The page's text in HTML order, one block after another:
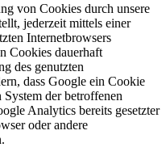
von Cookies durch unsere
jederzeit mittels einer
Internetbrowsers
Cookies dauerhaft
des genutzten
dass Google ein Cookie
der betroffenen
Analytics bereits gesetzter
oder andere